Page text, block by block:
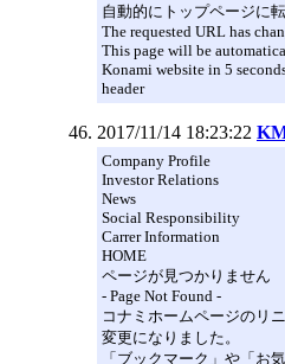
自動的にトップページに
The requested URL has
This page will be
Konami website in 5
header
2017/11/14 18:23:22
Company Profile
Investor Relations
News
Social Responsibility
Carrer Information
HOME
ページが見つかりません
- Page Not Found -
コナミホームページのリ
変更になりました。
「ブックマーク」や「お